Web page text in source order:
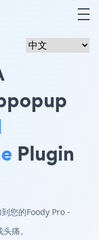
Plugin
您的Foody Pro -
痛。